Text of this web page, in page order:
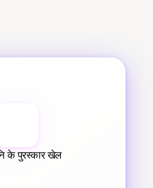
के पुरस्कार खेल